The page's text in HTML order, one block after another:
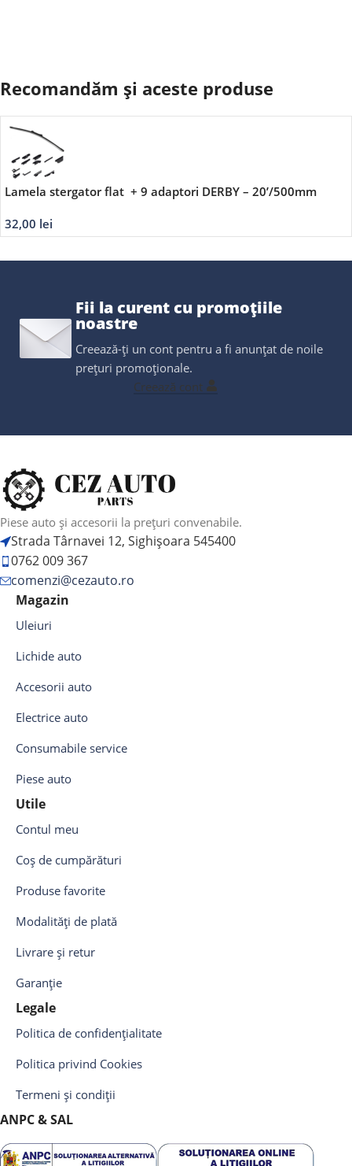
Recomandăm și aceste produse
Lamela stergator flat + 9 adaptori DERBY – 20’/500mm
32,00 lei
Fii la curent cu promoțiile
noastre
Creează-ți un cont pentru a fi anunțat de noile
prețuri promoționale.
Creează cont
Piese auto și accesorii la prețuri convenabile.
Strada Târnavei 12, Sighișoara 545400
0762 009 367
comenzi@cezauto.ro
Magazin
Uleiuri
Lichide auto
Accesorii auto
Electrice auto
Consumabile service
Piese auto
Utile
Contul meu
Coș de cumpărături
Produse favorite
Modalități de plată
Livrare și retur
Garanție
Legale
Politica de confidențialitate
Politica privind Cookies
Termeni și condiții
ANPC & SAL